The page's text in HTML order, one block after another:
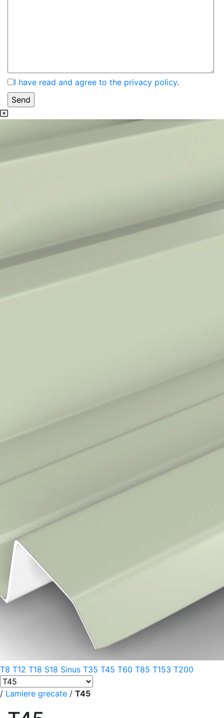
I have read and agree to the privacy policy.
T8 T12 T18 S18 Sinus T35 T45 T60 T85 T153 T200
/ Lamiere grecate / T45